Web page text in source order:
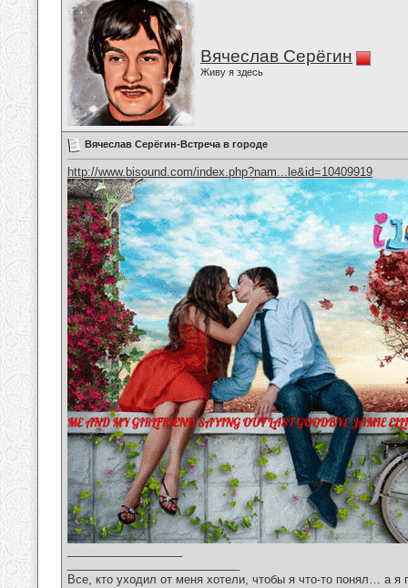
Вячеслав Серёгин
Живу я здесь
Вячеслав Серёгин-Встреча в городе
http://www.bisound.com/index.php?nam...le&id=10409919
Все, кто уходил от меня хотели, чтобы я что-то понял… а